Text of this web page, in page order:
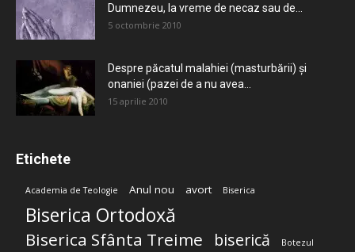
Dumnezeu, la vreme de necaz sau de...
5 octombrie 2010
Despre păcatul malahiei (masturbării) şi
onaniei (pazei de a nu avea...
15 aprilie 2010
Etichete
Academia de Teologie Anul nou avort Biserica
Biserica Ortodoxă
Biserica Sfânta Treime biserică Botezul